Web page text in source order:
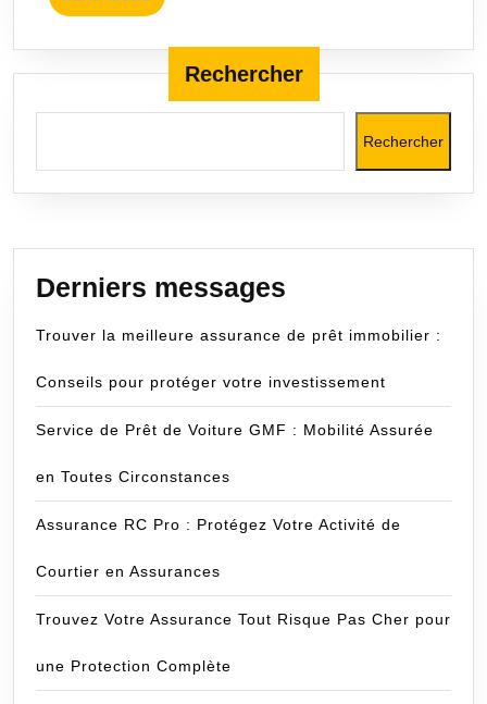
MORE
Rechercher
Rechercher
Derniers messages
Trouver la meilleure assurance de prêt immobilier :
Conseils pour protéger votre investissement
Service de Prêt de Voiture GMF : Mobilité Assurée
en Toutes Circonstances
Assurance RC Pro : Protégez Votre Activité de
Courtier en Assurances
Trouvez Votre Assurance Tout Risque Pas Cher pour
une Protection Complète